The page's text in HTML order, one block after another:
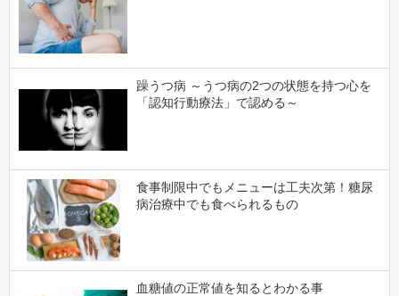
躁うつ病 ～うつ病の2つの状態を持つ心を
「認知行動療法」で認める～
食事制限中でもメニューは工夫次第！糖尿
病治療中でも食べられるもの
血糖値の正常値を知るとわかる事